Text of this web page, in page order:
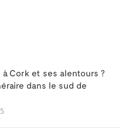
à Cork et ses alentours ?
dans le sud de